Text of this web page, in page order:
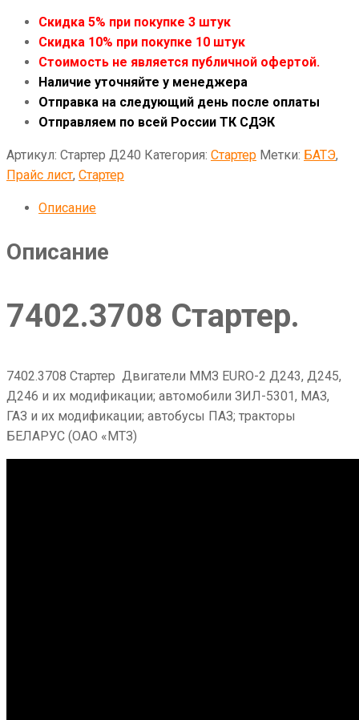
Скидка 5% при покупке 3 штук
Скидка 10% при покупке 10 штук
Стоимость не является публичной офертой.
Наличие уточняйте у менеджера
Отправка на следующий день после оплаты
Отправляем по всей России ТК СДЭК
Артикул: Стартер Д240 Категория: Стартер Метки: БАТЭ,
Прайс лист, Стартер
Описание
Описание
7402.3708 Стартер.
7402.3708 Стартер Двигатели ММЗ EURO-2 Д243, Д245,
Д246 и их модификации; автомобили ЗИЛ-5301, МАЗ,
ГАЗ и их модификации; автобусы ПАЗ; тракторы
БЕЛАРУС (ОАО «МТЗ)